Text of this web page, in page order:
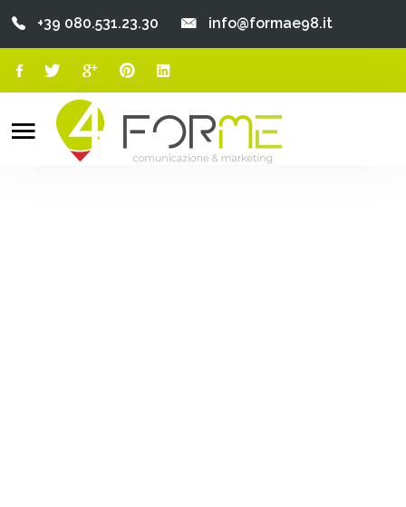
Chi Siamo
+39 080.531.23.30 info@formae98.it
Search